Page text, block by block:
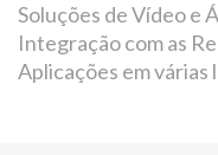
Soluções de Vídeo e
Integração com as
Aplicações em várias